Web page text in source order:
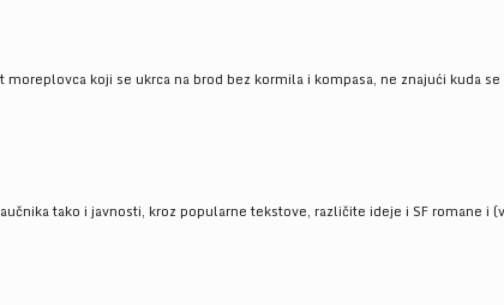
koji se ukrca na brod bez kormila i kompasa, ne znajući kuda se
tako i javnosti, kroz popularne tekstove, različite ideje i SF romane i